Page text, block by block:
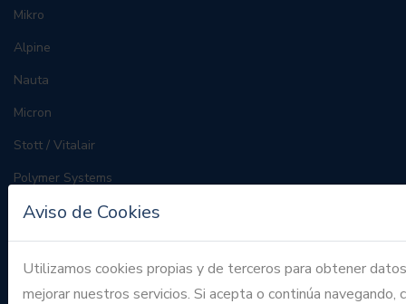
Aviso de Cookies
Utilizamos cookies propias y de terceros para obtener
mejorar nuestros servicios. Si acepta o continúa
Mikro
Alpine
Nauta
Micron
Stott / Vitalair
Polymer Systems
Hammer & Screen Mill
Universal Mikro Pulverizer
Air Classifying Mill